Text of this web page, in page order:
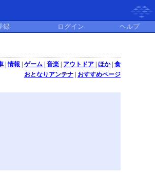
録 ログイン ヘルプ
|情報 ゲーム| 音楽| アウトドア| ほか| 食
おとなりアンテナ| おすすめページ